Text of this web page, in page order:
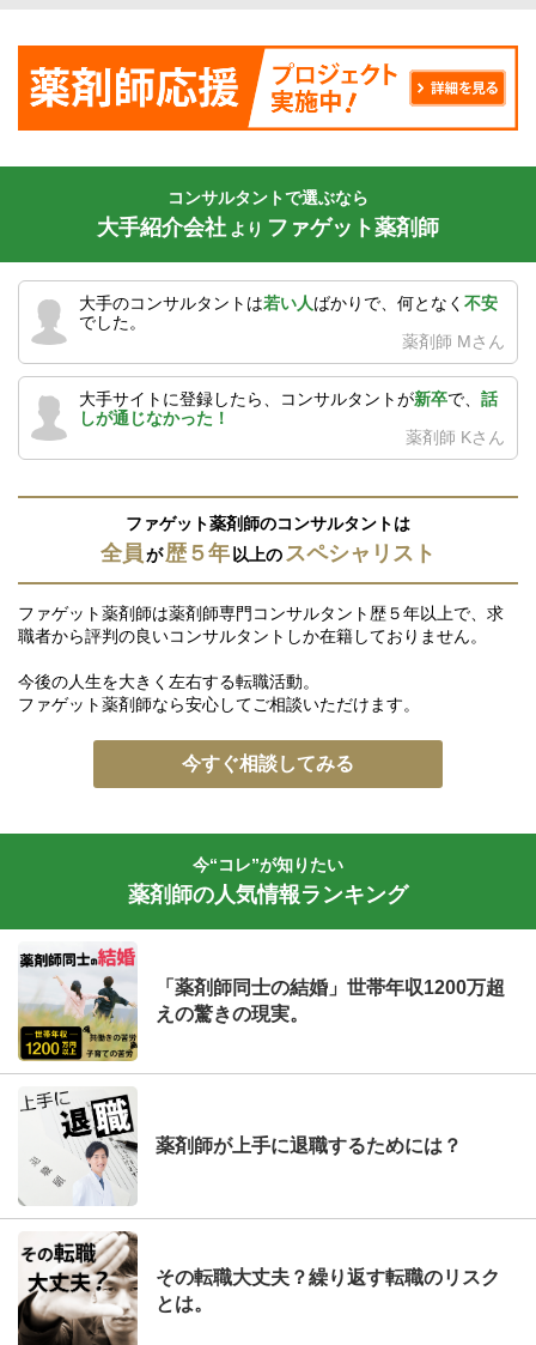
コンサルタントで選ぶなら
大手紹介会社 より ファゲット薬剤師
大手のコンサルタントは若い人ばかりで、何となく 不安
でした。
薬剤師 Mさん
大手サイトに登録したら、コンサルタントが新卒で、 話
しが通じなかった！
薬剤師 Kさん
ファゲット薬剤師のコンサルタントは
全員が歴５年 以上の スペシャリスト
ファゲット薬剤師は薬剤師専門コンサルタント歴５年以上で、求
職者から評判の良いコンサルタントしか在籍しておりません。
今後の人生を大きく左右する転職活動。
ファゲット薬剤師なら安心してご相談いただけます。
今すぐ相談してみる
今“コレ”が知りたい
薬剤師の人気情報ランキング
「薬剤師同士の結婚」世帯年収1200万超
えの驚きの現実。
薬剤師が上手に退職するためには？
その転職大丈夫？繰り返す転職のリスク
とは。